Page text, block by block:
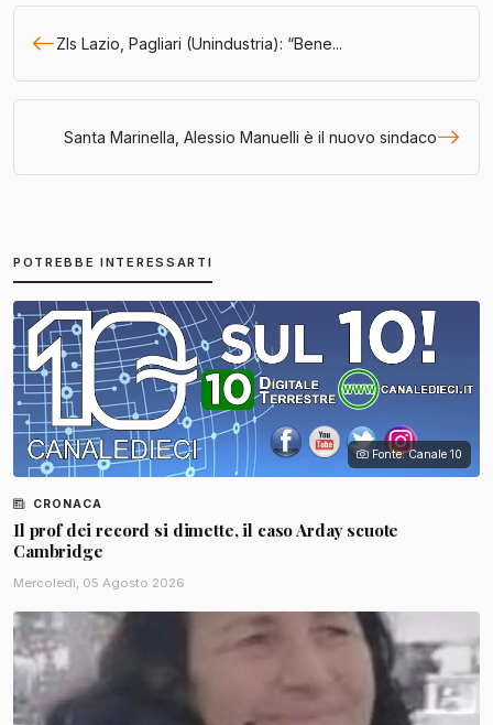
Zls Lazio, Pagliari (Unindustria): “Bene...
Santa Marinella, Alessio Manuelli è il nuovo sindaco
POTREBBE INTERESSARTI
Fonte: Canale 10
CRONACA
Il prof dei record si dimette, il caso Arday scuote
Cambridge
Mercoledì, 05 Agosto 2026